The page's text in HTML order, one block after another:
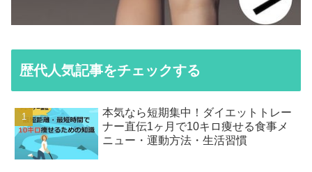
歴代人気記事をチェックする
本気なら短期集中！ダイエットトレー
ナー直伝1ヶ月で10キロ痩せる食事メ
ニュー・運動方法・生活習慣